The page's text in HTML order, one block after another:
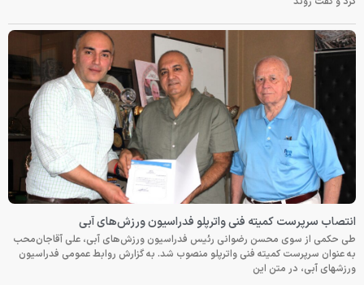
انتصاب سرپرست کمیته فنی واترپلو فدراسیون ورزش‌های آبی
طی حکمی از سوی محسن رضوانی رئیس فدراسیون ورزش‌های آبی، علی آقاجان‌محب
به عنوان سرپرست کمیته فنی واترپلو منصوب شد. به گزارش روابط عمومی فدراسیون
ورزشهای آبی، در متن این